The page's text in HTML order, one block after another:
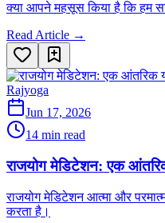
क्या आपने महसूस किया है कि हम
Read Article →
Rajyoga
Jun 17, 2026
14 min read
राजयोग मेडिटेशन: एक
राजयोग मेडिटेशन आत्मा और
करता है।